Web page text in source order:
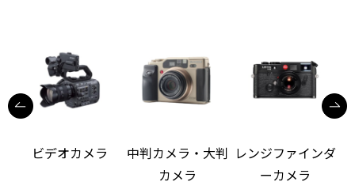
ビデオカメラ
中判カメラ・大判
カメラ
レンジファインダ
ーカメラ